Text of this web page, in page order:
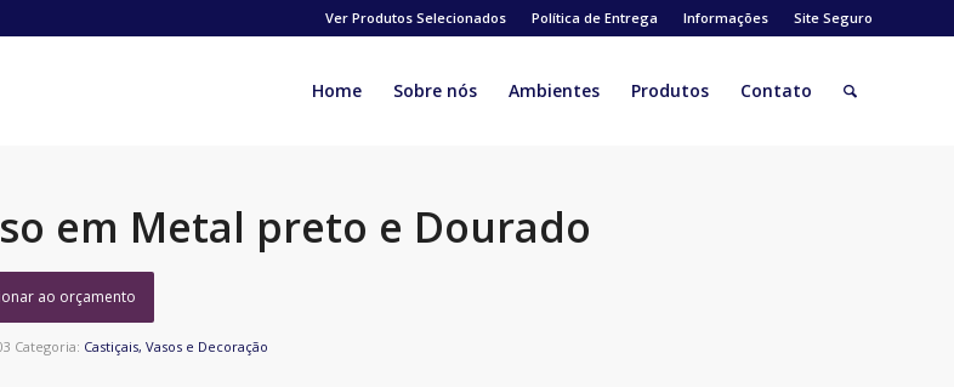
Ver Produtos Selecionados Política de Entrega Informações Site Seguro
Home Sobre nós Ambientes Produtos Contato
em Metal preto e Dourado
ao orçamento
Categoria: Castiçais, Vasos e Decoração